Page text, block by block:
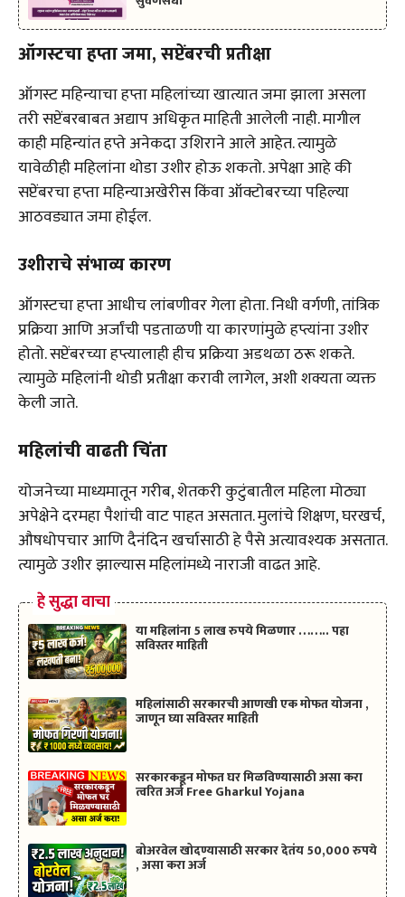
ऑगस्टचा हप्ता जमा, सप्टेंबरची प्रतीक्षा
ऑगस्ट महिन्याचा हप्ता महिलांच्या खात्यात जमा झाला असला
तरी सप्टेंबरबाबत अद्याप अधिकृत माहिती आलेली नाही. मागील
काही महिन्यांत हप्ते अनेकदा उशिराने आले आहेत. त्यामुळे
यावेळीही महिलांना थोडा उशीर होऊ शकतो. अपेक्षा आहे की
सप्टेंबरचा हप्ता महिन्याअखेरीस किंवा ऑक्टोबरच्या पहिल्या
आठवड्यात जमा होईल.
उशीराचे संभाव्य कारण
ऑगस्टचा हप्ता आधीच लांबणीवर गेला होता. निधी वर्गणी, तांत्रिक
प्रक्रिया आणि अर्जांची पडताळणी या कारणांमुळे हप्त्यांना उशीर
होतो. सप्टेंबरच्या हप्त्यालाही हीच प्रक्रिया अडथळा ठरू शकते.
त्यामुळे महिलांनी थोडी प्रतीक्षा करावी लागेल, अशी शक्यता व्यक्त
केली जाते.
महिलांची वाढती चिंता
योजनेच्या माध्यमातून गरीब, शेतकरी कुटुंबातील महिला मोठ्या
अपेक्षेने दरमहा पैशांची वाट पाहत असतात. मुलांचे शिक्षण, घरखर्च,
औषधोपचार आणि दैनंदिन खर्चासाठी हे पैसे अत्यावश्यक असतात.
त्यामुळे उशीर झाल्यास महिलांमध्ये नाराजी वाढत आहे.
हे सुद्धा वाचा
या महिलांना 5 लाख रुपये मिळणार …….. पहा
सविस्तर माहिती
महिलांसाठी सरकारची आणखी एक मोफत योजना ,
जाणून घ्या सविस्तर माहिती
सरकारकडून मोफत घर मिळविण्यासाठी असा करा
त्वरित अर्ज Free Gharkul Yojana
बोअरवेल खोदण्यासाठी सरकार देतंय 50,000 रुपये
, असा करा अर्ज